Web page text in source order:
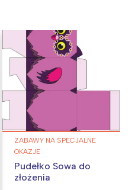
ZABAWY NA SPECJALNE
OKAZJE
Pudełko Sowa do
złożenia